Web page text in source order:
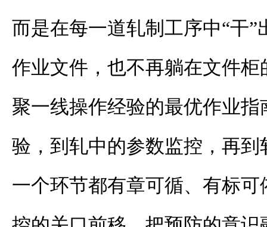
而是在每一道轧制工序中“干”
作业文件，也不再躺在文件
聚一线操作经验的最优作业
验，到轧中的参数监控，再
一个环节都有章可循、有标